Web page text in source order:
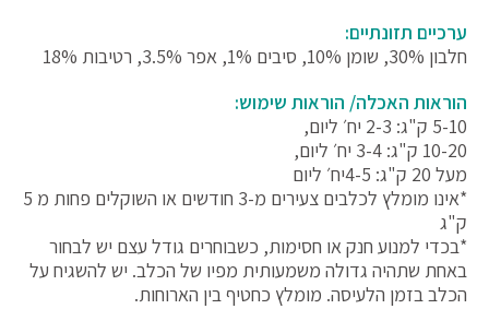
ערכיים תזונתיים:
חלבון 30%, שומן 10%, סיבים 1%, אפר 3.5%, רטיבות 18%
הוראות האכלה/ הוראות שימוש:
5-10 ק"ג: 2-3 יח׳ ליום,
10-20 ק"ג: 3-4 יח׳ ליום,
מעל 20 ק"ג: 4-5יח׳ ליום
*אינו מומלץ לכלבים צעירים מ-3 חודשים או השוקלים פחות מ 5
ק"ג
*בכדי למנוע חנק או חסימות, כשבוחרים גודל עצם יש לבחור
באחת שתהיה גדולה משמעותית מפיו של הכלב. יש להשגיח על
הכלב בזמן הלעיסה. מומלץ כחטיף בין הארוחות.